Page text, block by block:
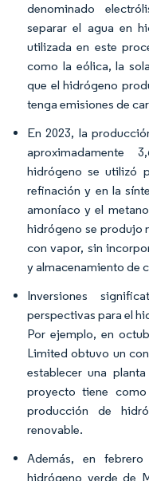
denominado
separar el agua en
utilizada en este
como la eólica, la
que el hidrógeno
tenga emisiones de
En 2023, la
aproximadamente
hidrógeno se utilizó
refinación y en la
amoníaco y el
hidrógeno se produjo
con vapor, sin
y almacenamiento de
Inversiones
perspectivas para el
Por ejemplo, en
Limited obtuvo un
establecer una
proyecto tiene
producción de
renovable.
Además, en
hidrógeno verde de